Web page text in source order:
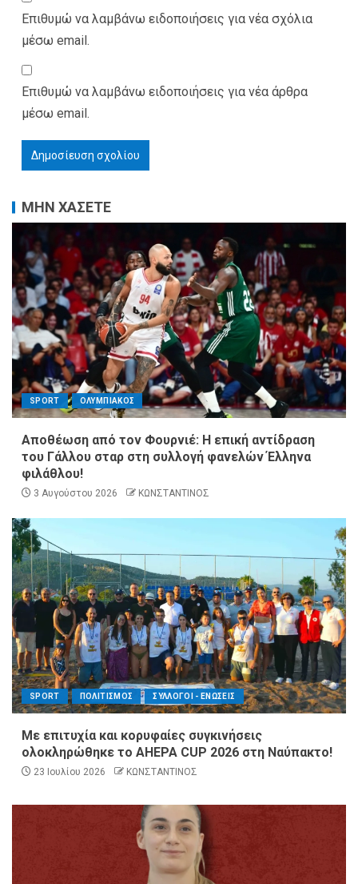
Επιθυμώ να λαμβάνω ειδοποιήσεις για νέα σχόλια
μέσω email.
Επιθυμώ να λαμβάνω ειδοποιήσεις για νέα άρθρα
μέσω email.
ΜΗΝ ΧΑΣΕΤΕ
SPORT ΟΛΥΜΠΙΑΚΟΣ
Αποθέωση από τον Φουρνιέ: Η επική αντίδραση
του Γάλλου σταρ στη συλλογή φανελών Έλληνα
φιλάθλου!
3 Αυγούστου 2026 ΚΩΝΣΤΑΝΤΙΝΟΣ
SPORT ΠΟΛΙΤΙΣΜΟΣ ΣΥΛΛΟΓΟΙ - ΕΝΩΣΕΙΣ
Με επιτυχία και κορυφαίες συγκινήσεις
ολοκληρώθηκε το AHEPA CUP 2026 στη Ναύπακτο!
23 Ιουλίου 2026 ΚΩΝΣΤΑΝΤΙΝΟΣ